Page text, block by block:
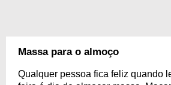
Massa para o almoço
Qualquer pessoa fica feliz quando